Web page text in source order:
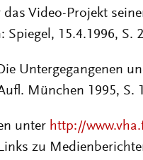
Video-Projekt
Spiegel, 15.4.1996, S.
Untergegangenen
München 1995, S.
unter http://
zu